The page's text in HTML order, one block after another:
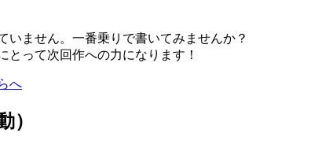
いません。一番乗りで書いてみませんか？
って次回作への力になります！
へ
）